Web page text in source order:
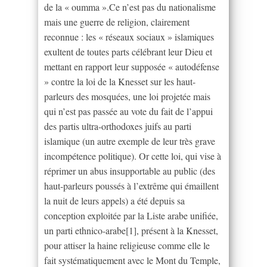
de la « oumma ».Ce n’est pas du nationalisme
mais une guerre de religion, clairement
reconnue : les « réseaux sociaux » islamiques
exultent de toutes parts célébrant leur Dieu et
mettant en rapport leur supposée « autodéfense
» contre la loi de la Knesset sur les haut-
parleurs des mosquées, une loi projetée mais
qui n’est pas passée au vote du fait de l’appui
des partis ultra-orthodoxes juifs au parti
islamique (un autre exemple de leur très grave
incompétence politique). Or cette loi, qui vise à
réprimer un abus insupportable au public (des
haut-parleurs poussés à l’extrême qui émaillent
la nuit de leurs appels) a été depuis sa
conception exploitée par la Liste arabe unifiée,
un parti ethnico-arabe[1], présent à la Knesset,
pour attiser la haine religieuse comme elle le
fait systématiquement avec le Mont du Temple,